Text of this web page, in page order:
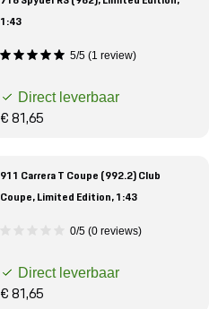
1:43
5/5 (1 review)
Direct leverbaar
€ 81,65
911 Carrera T Coupe (992.2) Club
Coupe, Limited Edition, 1:43
0/5 (0 reviews)
Direct leverbaar
€ 81,65